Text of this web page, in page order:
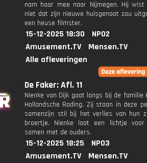
nam haar mee naar Nijmegen. Hij
niet dat zijn nieuwe huisgenoot zou
een heuse filmster.
15-12-2025 18:30
NPO2
Amusement.TV
Mensen.TV
Alle afleveringen
De Faker: Afl. 11
Nienke van Dijk gaat langs bij de familie
Hollandsche Rading. Zij staan in deze
samenzijn stil bij het verlies van hun
broertje. Nienke laat een lichtje
samen met de ouders.
15-12-2025 18:25
NPO3
Amusement.TV
Mensen.TV